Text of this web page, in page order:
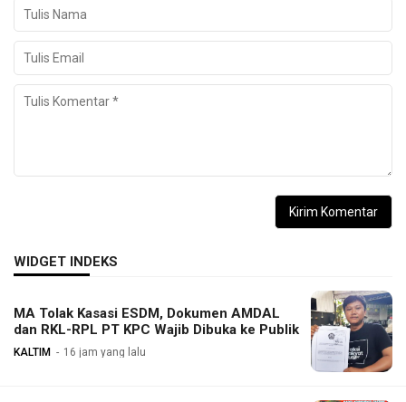
WIDGET INDEKS
MA Tolak Kasasi ESDM, Dokumen AMDAL
dan RKL-RPL PT KPC Wajib Dibuka ke Publik
KALTIM 16 jam yang lalu